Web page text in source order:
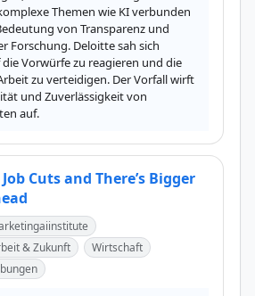
Themen wie KI verbunden
von Transparenz und
Forschung. Deloitte sah sich
Vorwürfe zu reagieren und die
zu verteidigen. Der Vorfall wirft
und Zuverlässigkeit von
auf.
Cuts and There’s Bigger
& Zukunft
Wirtschaft